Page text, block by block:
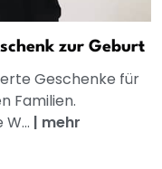
zur Geburt
Geschenke für
Familien.
| mehr